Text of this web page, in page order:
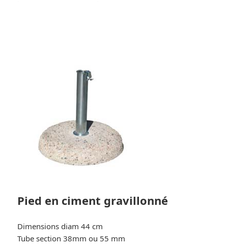
Pied en ciment gravillonné
Dimensions diam 44 cm
Tube section 38mm ou 55 mm